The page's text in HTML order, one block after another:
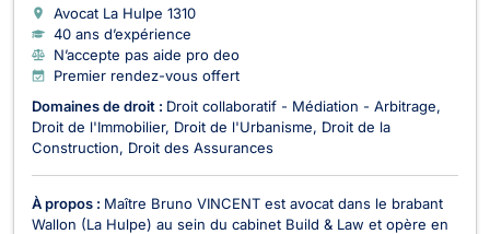
Avocat La Hulpe 1310
40 ans d’expérience
N’accepte pas aide pro deo
Premier rendez-vous offert
Domaines de droit : Droit collaboratif - Médiation - Arbitrage
Droit de l'Immobilier Droit de l'Urbanisme
Droit de la
Construction
Droit des Assurances
À propos : Maître Bruno VINCENT est avocat dans le brabant
Wallon (La Hulpe) au sein du cabinet Build & Law et opère en